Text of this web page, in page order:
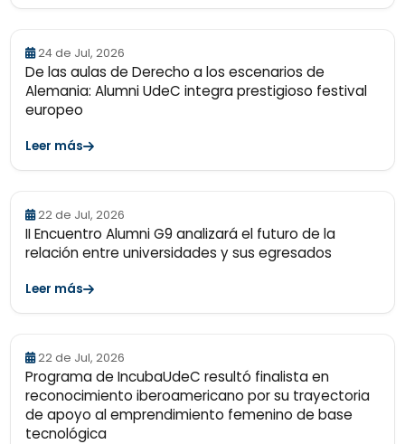
24 de Jul, 2026
De las aulas de Derecho a los escenarios de
Alemania: Alumni UdeC integra prestigioso festival
europeo
Leer más
22 de Jul, 2026
II Encuentro Alumni G9 analizará el futuro de la
relación entre universidades y sus egresados
Leer más
22 de Jul, 2026
Programa de IncubaUdeC resultó finalista en
reconocimiento iberoamericano por su trayectoria
de apoyo al emprendimiento femenino de base
tecnológica